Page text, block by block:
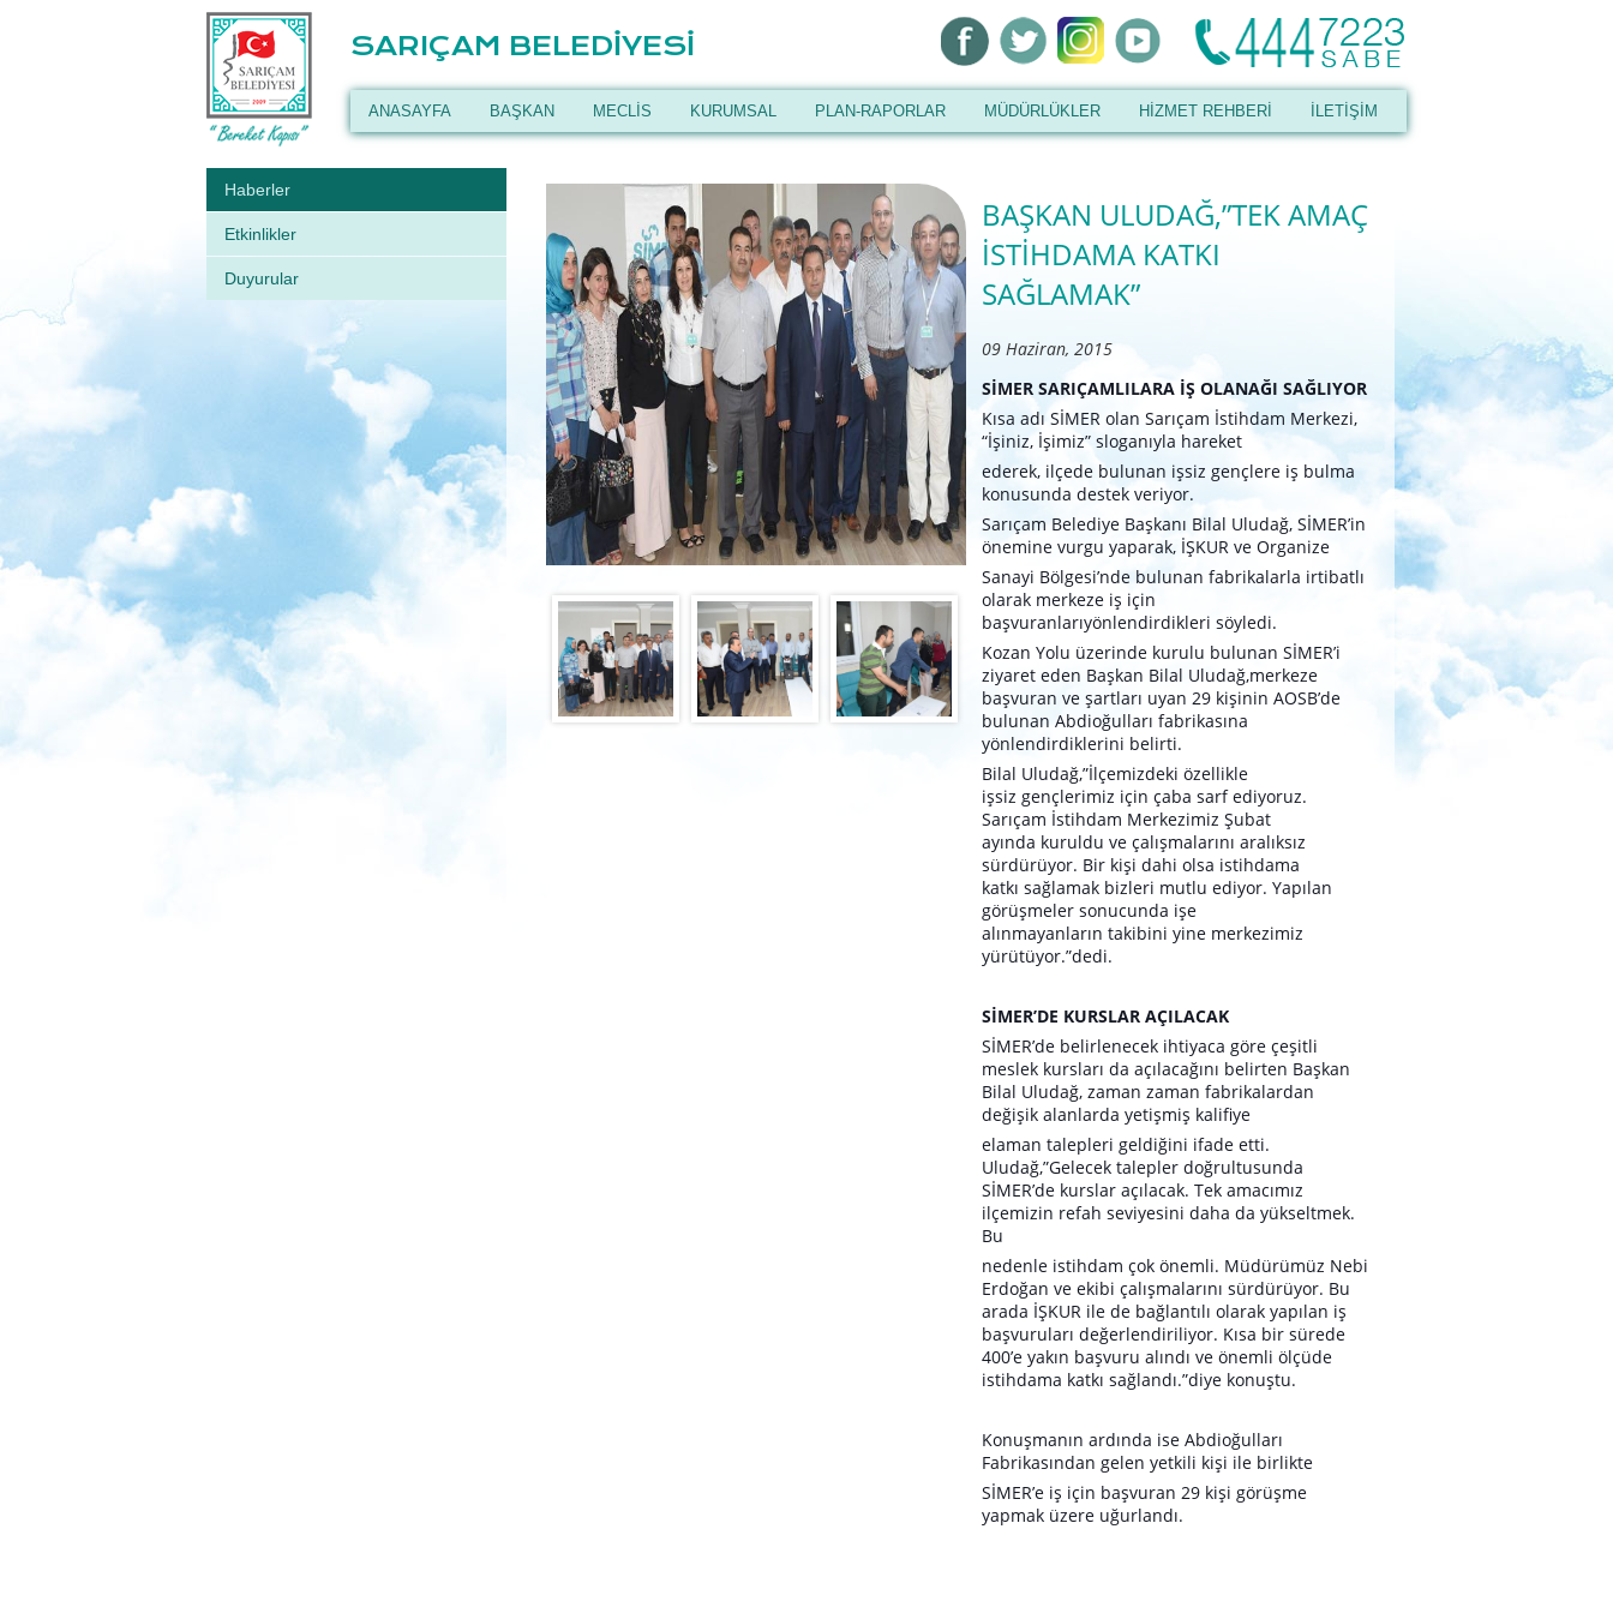
SARIÇAM BELEDİYESİ
ANASAYFA BAŞKAN MECLİS KURUMSAL PLAN-RAPORLAR MÜDÜRLÜKLER HİZMET REHBERİ İLETİŞİM
Haberler
Etkinlikler
Duyurular
BAŞKAN ULUDAĞ,”TEK AMAÇ
İSTİHDAMA KATKI
SAĞLAMAK”
09 Haziran, 2015
SİMER SARIÇAMLILARA İŞ OLANAĞI SAĞLIYOR
Kısa adı SİMER olan Sarıçam İstihdam Merkezi,
“İşiniz, İşimiz” sloganıyla hareket
ederek, ilçede bulunan işsiz gençlere iş bulma
konusunda destek veriyor.
Sarıçam Belediye Başkanı Bilal Uludağ, SİMER’in
önemine vurgu yaparak, İŞKUR ve Organize
Sanayi Bölgesi’nde bulunan fabrikalarla irtibatlı
olarak merkeze iş için
başvuranlarıyönlendirdikleri söyledi.
Kozan Yolu üzerinde kurulu bulunan SİMER’i
ziyaret eden Başkan Bilal Uludağ,merkeze
başvuran ve şartları uyan 29 kişinin AOSB’de
bulunan Abdioğulları fabrikasına
yönlendirdiklerini belirti.
Bilal Uludağ,”İlçemizdeki özellikle
işsiz gençlerimiz için çaba sarf ediyoruz.
Sarıçam İstihdam Merkezimiz Şubat
ayında kuruldu ve çalışmalarını aralıksız
sürdürüyor. Bir kişi dahi olsa istihdama
katkı sağlamak bizleri mutlu ediyor. Yapılan
görüşmeler sonucunda işe
alınmayanların takibini yine merkezimiz
yürütüyor.”dedi.
SİMER’DE KURSLAR AÇILACAK
SİMER’de belirlenecek ihtiyaca göre çeşitli
meslek kursları da açılacağını belirten Başkan
Bilal Uludağ, zaman zaman fabrikalardan
değişik alanlarda yetişmiş kalifiye
elaman talepleri geldiğini ifade etti.
Uludağ,”Gelecek talepler doğrultusunda
SİMER’de kurslar açılacak. Tek amacımız
ilçemizin refah seviyesini daha da yükseltmek.
Bu
nedenle istihdam çok önemli. Müdürümüz Nebi
Erdoğan ve ekibi çalışmalarını sürdürüyor. Bu
arada İŞKUR ile de bağlantılı olarak yapılan iş
başvuruları değerlendiriliyor. Kısa bir sürede
400’e yakın başvuru alındı ve önemli ölçüde
istihdama katkı sağlandı.”diye konuştu.
Konuşmanın ardında ise Abdioğulları
Fabrikasından gelen yetkili kişi ile birlikte
SİMER’e iş için başvuran 29 kişi görüşme
yapmak üzere uğurlandı.